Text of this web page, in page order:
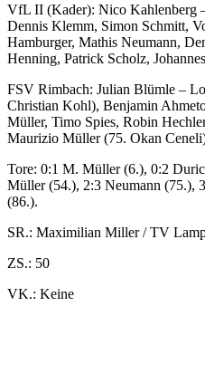
VfL II (Kader): Nico Kahlenberg
Dennis Klemm, Simon Schmitt,
Hamburger, Mathis Neumann,
Henning, Patrick Scholz,
FSV Rimbach: Julian Blümle –
Christian Kohl), Benjamin
Müller, Timo Spies, Robin
Maurizio Müller (75. Okan
Tore: 0:1 M. Müller (6.), 0:2
Müller (54.), 2:3 Neumann (75.),
(86.).
SR.: Maximilian Miller / TV
ZS.: 50
VK.: Keine